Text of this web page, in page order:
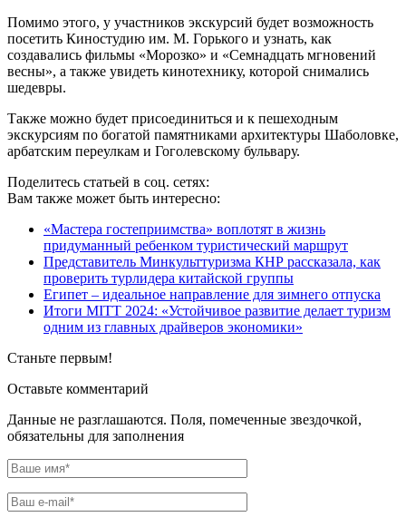
Помимо этого, у участников экскурсий будет возможность
посетить Киностудию им. М. Горького и узнать, как
создавались фильмы «Морозко» и «Семнадцать мгновений
весны», а также увидеть кинотехнику, которой снимались
шедевры.
Также можно будет присоединиться и к пешеходным
экскурсиям по богатой памятниками архитектуры Шаболовке,
арбатским переулкам и Гоголевскому бульвару.
Поделитесь статьей в соц. сетях:
Вам также может быть интересно:
«Мастера гостеприимства» воплотят в жизнь
придуманный ребенком туристический маршрут
Представитель Минкульттуризма КНР рассказала, как
проверить турлидера китайской группы
Египет – идеальное направление для зимнего отпуска
Итоги MITT 2024: «Устойчивое развитие делает туризм
одним из главных драйверов экономики»
Станьте первым!
Оставьте комментарий
Данные не разглашаются. Поля, помеченные звездочкой,
обязательны для заполнения